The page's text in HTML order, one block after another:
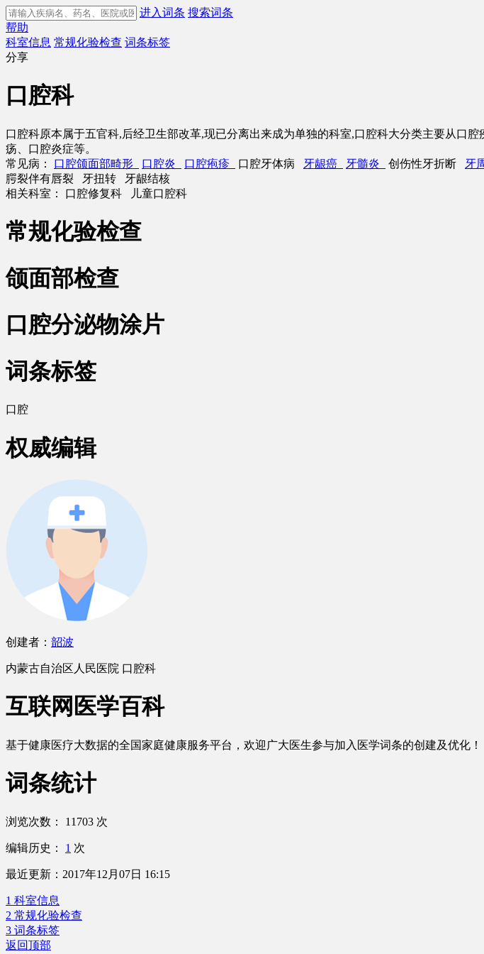
进入词条 搜索词条
帮助
科室信息 常规化验检查 词条标签
分享
口腔科
口腔科原本属于五官科,后经卫生部改革,现已分离出来成为单独的科室,口腔科大分类主要从口
疡、口腔炎症等。
常见病：
口腔颌面部畸形 口腔炎 口腔疱疹 口腔牙体病 牙龈癌 牙髓炎 创伤性牙折断 牙
腭裂伴有唇裂 牙扭转 牙龈结核
相关科室：
口腔修复科 儿童口腔科
常规化验检查
颌面部检查
口腔分泌物涂片
词条标签
口腔
权威编辑
创建者： 韶波
内蒙古自治区人民医院 口腔科
互联网医学百科
基于健康医疗大数据的全国家庭健康服务平台，欢迎广大医生参与加入医学词条的创建及优化！
词条统计
浏览次数： 11703 次
编辑历史： 1 次
最近更新： 2017年12月07日 16:15
1 科室信息
2 常规化验检查
3 词条标签
返回顶部